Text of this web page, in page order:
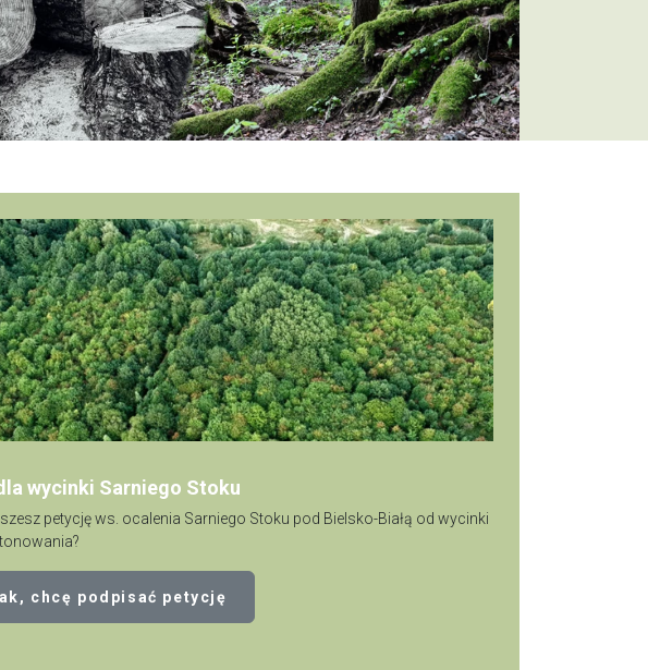
wycinki Sarniego Stoku
petycję ws. ocalenia Sarniego Stoku pod Bielsko-Białą od wycinki
chcę podpisać petycję